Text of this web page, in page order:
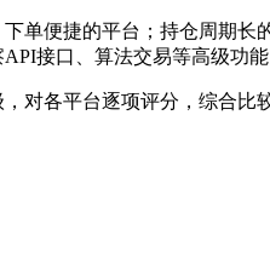
单便捷的平台；持仓周期长
接口、算法交易等高级功能
对各平台逐项评分，综合比